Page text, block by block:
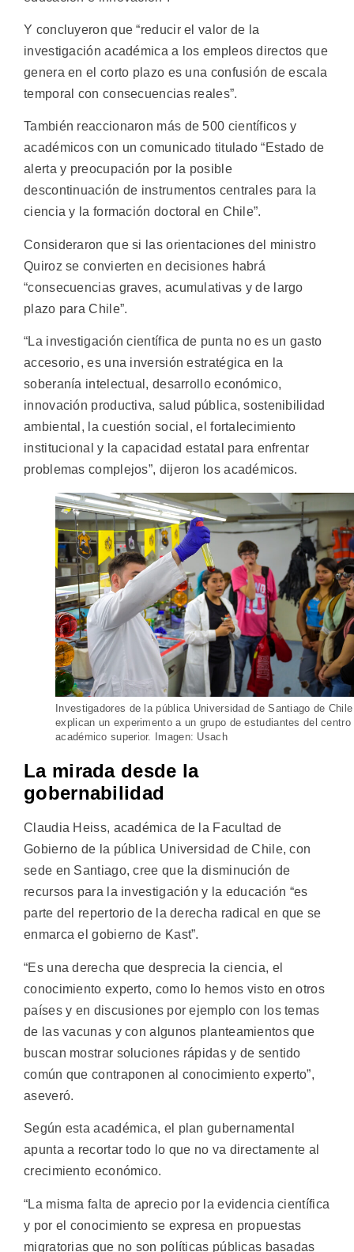
Y concluyeron que “reducir el valor de la
investigación académica a los empleos directos que
genera en el corto plazo es una confusión de escala
temporal con consecuencias reales”.
También reaccionaron más de 500 científicos y
académicos con un comunicado titulado “Estado de
alerta y preocupación por la posible
descontinuación de instrumentos centrales para la
ciencia y la formación doctoral en Chile”.
Consideraron que si las orientaciones del ministro
Quiroz se convierten en decisiones habrá
“consecuencias graves, acumulativas y de largo
plazo para Chile”.
“La investigación científica de punta no es un gasto
accesorio, es una inversión estratégica en la
soberanía intelectual, desarrollo económico,
innovación productiva, salud pública, sostenibilidad
ambiental, la cuestión social, el fortalecimiento
institucional y la capacidad estatal para enfrentar
problemas complejos”, dijeron los académicos.
Investigadores de la pública Universidad de Santiago de Chile
explican un experimento a un grupo de estudiantes del centro
académico superior. Imagen: Usach
La mirada desde la
gobernabilidad
Claudia Heiss, académica de la Facultad de
Gobierno de la pública Universidad de Chile, con
sede en Santiago, cree que la disminución de
recursos para la investigación y la educación “es
parte del repertorio de la derecha radical en que se
enmarca el gobierno de Kast”.
“Es una derecha que desprecia la ciencia, el
conocimiento experto, como lo hemos visto en otros
países y en discusiones por ejemplo con los temas
de las vacunas y con algunos planteamientos que
buscan mostrar soluciones rápidas y de sentido
común que contraponen al conocimiento experto”,
aseveró.
Según esta académica, el plan gubernamental
apunta a recortar todo lo que no va directamente al
crecimiento económico.
“La misma falta de aprecio por la evidencia científica
y por el conocimiento se expresa en propuestas
migratorias que no son políticas públicas basadas